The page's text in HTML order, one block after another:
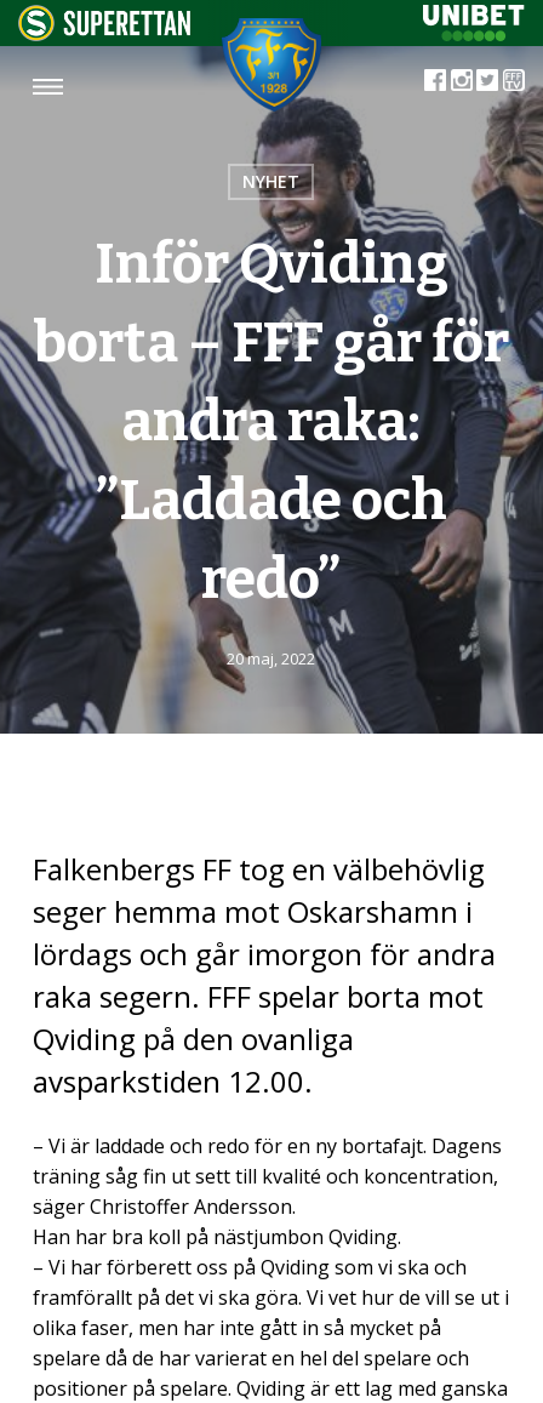
NYHET
Inför Qviding
borta – FFF går för
andra raka:
”Laddade och
redo”
20 maj, 2022
Falkenbergs FF tog en välbehövlig
seger hemma mot Oskarshamn i
lördags och går imorgon för andra
raka segern. FFF spelar borta mot
Qviding på den ovanliga
avsparkstiden 12.00.
– Vi är laddade och redo för en ny bortafajt. Dagens
träning såg fin ut sett till kvalité och koncentration,
säger Christoffer Andersson.
Han har bra koll på nästjumbon Qviding.
– Vi har förberett oss på Qviding som vi ska och
framförallt på det vi ska göra. Vi vet hur de vill se ut i
olika faser, men har inte gått in så mycket på
spelare då de har varierat en hel del spelare och
positioner på spelare. Qviding är ett lag med ganska